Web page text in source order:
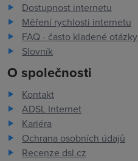
Dostupnost internetu
Měření rychlosti internetu
FAQ - často kladené otázky
Slovník
O společnosti
Kontakt
ADSL Internet
Kariéra
Ochrana osobních údajů
Recenze dsl.cz